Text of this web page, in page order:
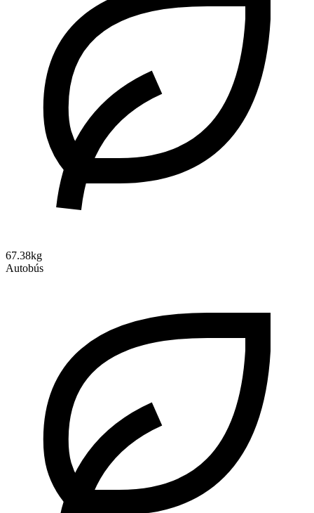
67.38kg
Autobús